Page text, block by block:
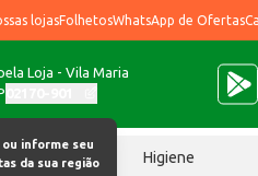
lojasFolhetosWhatsApp de Ofertas
Loja - Vila Maria
ou informe seu
da sua região
Higiene